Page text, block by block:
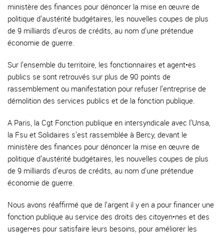
ministère des finances pour dénoncer la mise en œuvre de
politique d’austérité budgétaires, les nouvelles coupes de plus
de 9 milliards d’euros de crédits, au nom d’une prétendue
économie de guerre.
Sur l’ensemble du territoire, les fonctionnaires et agent•es
publics se sont retrouvés sur plus de 90 points de
rassemblement ou manifestation pour refuser l’entreprise de
démolition des services publics et de la fonction publique.
A Paris, la Cgt Fonction publique en intersyndicale avec l’Unsa,
la Fsu et Solidaires s’est rassemblée à Bercy, devant le
ministère des finances pour dénoncer la mise en œuvre de
politique d’austérité budgétaires, les nouvelles coupes de plus
de 9 milliards d’euros de crédits, au nom d’une prétendue
économie de guerre.
Nous avons réaffirmé que de l’argent il y en a pour financer une
fonction publique au service des droits des citoyen•nes et des
usager•es pour satisfaire leurs besoins, pour améliorer les